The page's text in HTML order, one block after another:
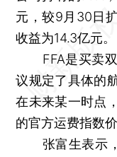
元，较9月30日
收益为14.3亿元。
FFA是买卖双
议规定了具体的
在未来某一时点
的官方运费指数
张富生表示，